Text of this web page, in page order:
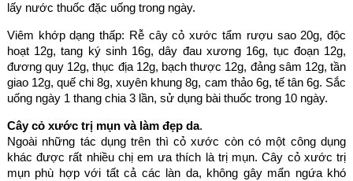
lấy nước thuốc đặc uống trong ngày.
Viêm khớp dạng thấp: Rễ cây cỏ xước tẩm rượu sao 20g, độc
hoạt 12g, tang ký sinh 16g, dây đau xương 16g, tục đoạn 12g,
đương quy 12g, thục địa 12g, bạch thược 12g, đảng sâm 12g, tần
giao 12g, quế chi 8g, xuyên khung 8g, cam thảo 6g, tế tân 6g. Sắc
uống ngày 1 thang chia 3 lần, sử dụng bài thuốc trong 10 ngày.
Cây cỏ xước trị mụn và làm đẹp da.
Ngoài những tác dụng trên thì cỏ xước còn có một công dụng
khác được rất nhiều chị em ưa thích là trị mụn. Cây cỏ xước trị
mụn phù hợp với tất cả các làn da, không gây mẩn ngứa khó